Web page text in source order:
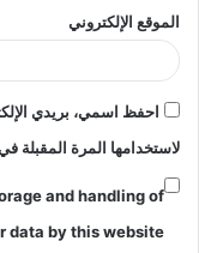
الموقع الإلكتروني
احفظ اسمي، بريدي
لاستخدامها المرة المقبلة
and handling of
data by this website.